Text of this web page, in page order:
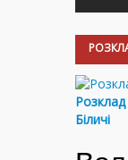
Розклад
Біличі